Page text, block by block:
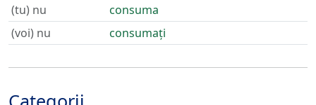
(tu) nu
consuma
(voi) nu
consumați